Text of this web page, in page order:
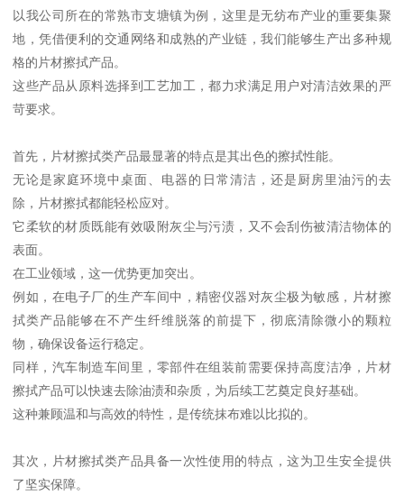
以我公司所在的常熟市支塘镇为例，这里是无纺布产业的重要集聚
地，凭借便利的交通网络和成熟的产业链，我们能够生产出多种规
格的片材擦拭产品。
这些产品从原料选择到工艺加工，都力求满足用户对清洁效果的严
苛要求。
首先，片材擦拭类产品最显著的特点是其出色的擦拭性能。
无论是家庭环境中桌面、电器的日常清洁，还是厨房里油污的去
除，片材擦拭都能轻松应对。
它柔软的材质既能有效吸附灰尘与污渍，又不会刮伤被清洁物体的
表面。
在工业领域，这一优势更加突出。
例如，在电子厂的生产车间中，精密仪器对灰尘极为敏感，片材擦
拭类产品能够在不产生纤维脱落的前提下，彻底清除微小的颗粒
物，确保设备运行稳定。
同样，汽车制造车间里，零部件在组装前需要保持高度洁净，片材
擦拭产品可以快速去除油渍和杂质，为后续工艺奠定良好基础。
这种兼顾温和与高效的特性，是传统抹布难以比拟的。
其次，片材擦拭类产品具备一次性使用的特点，这为卫生安全提供
了坚实保障。